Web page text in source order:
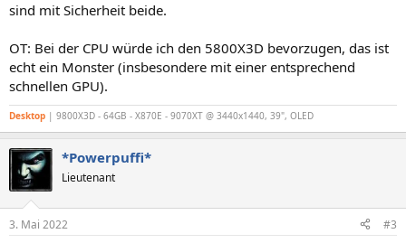
sind mit Sicherheit beide.
OT: Bei der CPU würde ich den 5800X3D bevorzugen, das ist
echt ein Monster (insbesondere mit einer entsprechend
schnellen GPU).
Desktop | 9800X3D - 64GB - X870E - 9070XT @ 3440x1440, 39", OLED
*Powerpuffi*
Lieutenant
3. Mai 2022 #3